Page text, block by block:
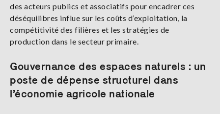
des acteurs publics et associatifs pour encadrer ces
déséquilibres influe sur les coûts d’exploitation, la
compétitivité des filières et les stratégies de
production dans le secteur primaire.
Gouvernance des espaces naturels : un
poste de dépense structurel dans
l’économie agricole nationale